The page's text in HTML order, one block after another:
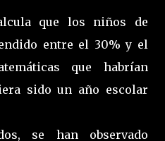
que los niños de
entre el 30% y el
que habrían
sido un año escolar
se han observado